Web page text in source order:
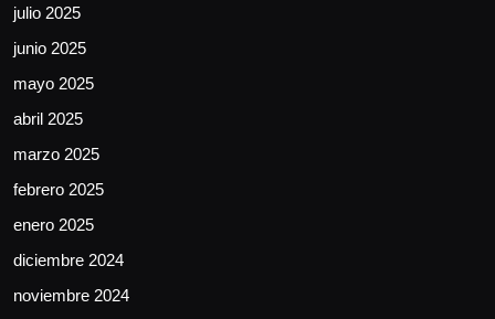
julio 2025
junio 2025
mayo 2025
abril 2025
marzo 2025
febrero 2025
enero 2025
diciembre 2024
noviembre 2024